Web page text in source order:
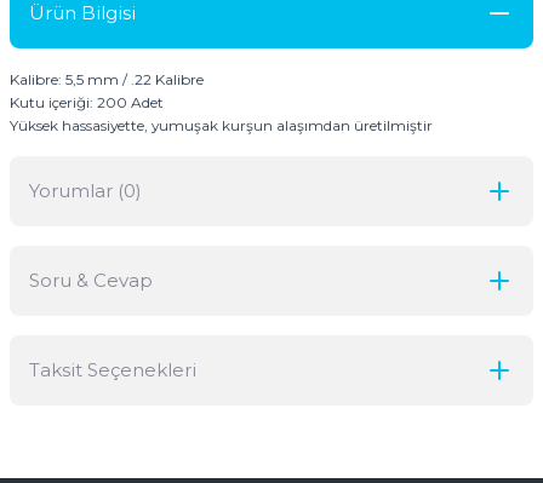
Ürün Bilgisi
Kalibre: 5,5 mm / .22 Kalibre
Kutu içeriği: 200 Adet
Yüksek hassasiyette, yumuşak kurşun alaşımdan üretilmiştir
Yorumlar (0)
Soru & Cevap
Taksit Seçenekleri